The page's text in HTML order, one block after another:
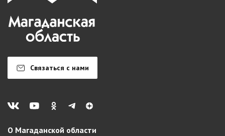
Связаться с нами
О Магаданской области